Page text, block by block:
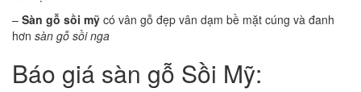
– Sàn gỗ sồi mỹ có vân gỗ đẹp vân dạm bề mặt cúng và đanh
hơn sàn gỗ sồi nga
Báo giá sàn gỗ Sồi Mỹ: